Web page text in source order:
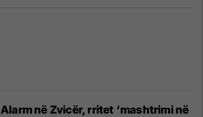
Alarm në Zvicër, rritet ‘mashtrimi në